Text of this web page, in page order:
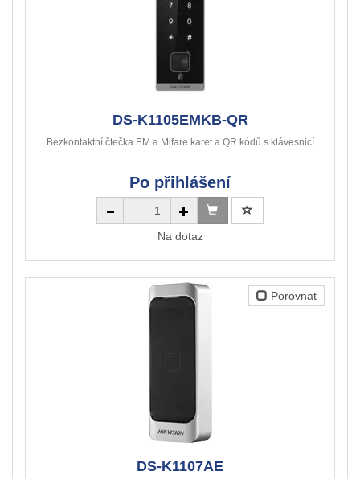
DS-K1105EMKB-QR
Bezkontaktní čtečka EM a Mifare karet a QR kódů s klávesnicí
Po přihlášení
Na dotaz
Porovnat
DS-K1107AE